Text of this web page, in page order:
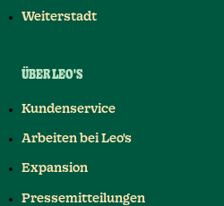
Weiterstadt
ÜBER LEO'S
Kundenservice
Arbeiten bei Leo's
Expansion
Pressemitteilungen